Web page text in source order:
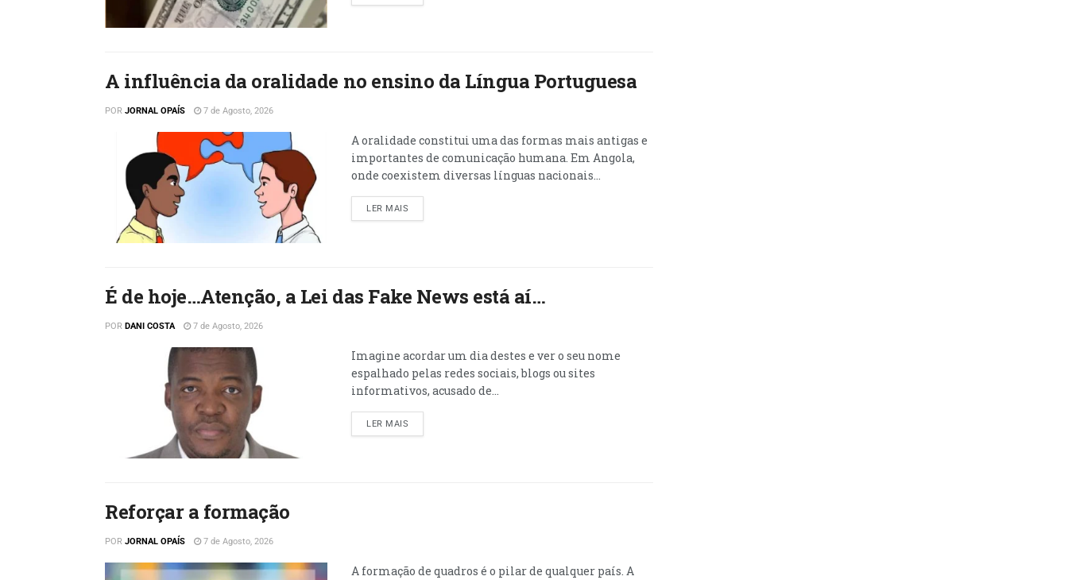
A influência da oralidade no ensino da Língua Portuguesa
POR JORNAL OPAÍS 7 de Agosto, 2026
A oralidade constitui uma das formas mais antigas e
importantes de comunicação humana. Em Angola,
onde coexistem diversas línguas nacionais...
LER MAIS
É de hoje…Atenção, a Lei das Fake News está aí…
POR DANI COSTA 7 de Agosto, 2026
Imagine acordar um dia destes e ver o seu nome
espalhado pelas redes sociais, blogs ou sites
informativos, acusado de...
LER MAIS
Reforçar a formação
POR JORNAL OPAÍS 7 de Agosto, 2026
A formação de quadros é o pilar de qualquer país. A